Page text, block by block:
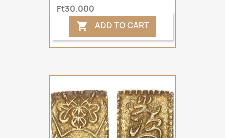
Ft30,000
 ADD TO CART